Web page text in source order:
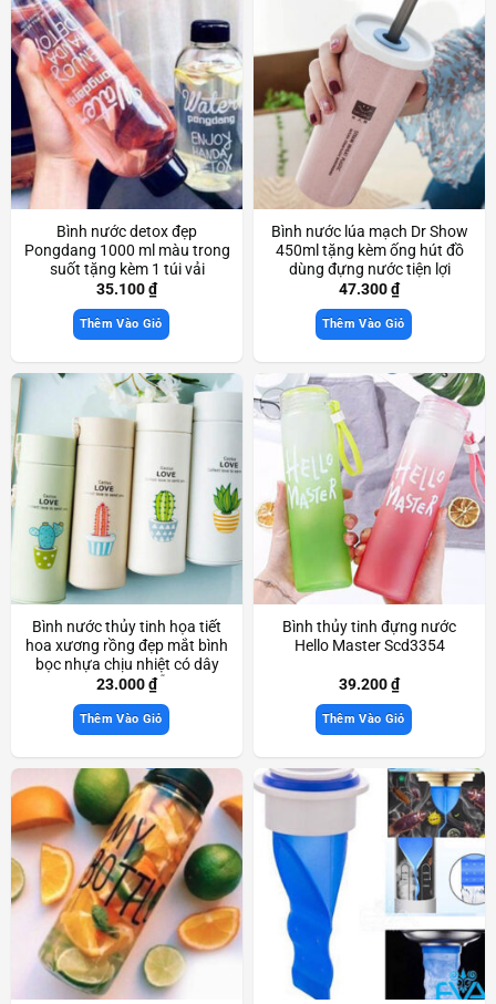
Bình nước detox đẹp
Pongdang 1000 ml màu trong
suốt tặng kèm 1 túi vải
Scd3478
35.100₫
Thêm Vào Giỏ
Bình nước lúa mạch Dr Show
450ml tặng kèm ống hút đồ
dùng đựng nước tiện lợi
Scd3665
47.300₫
Thêm Vào Giỏ
Bình nước thủy tinh họa tiết
hoa xương rồng đẹp mắt bình
bọc nhựa chịu nhiệt có dây
xách giao màu ngẫu nhiên
Scd3200
23.000₫
Thêm Vào Giỏ
Bình thủy tinh đựng nước
Hello Master Scd3354
39.200₫
Thêm Vào Giỏ